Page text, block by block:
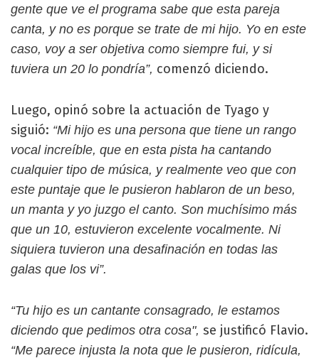
gente que ve el programa sabe que esta pareja
canta, y no es porque se trate de mi hijo. Yo en este
caso, voy a ser objetiva como siempre fui, y si
tuviera un 20 lo pondría”, comenzó diciendo.
Luego, opinó sobre la actuación de Tyago y
siguió: “Mi hijo es una persona que tiene un rango
vocal increíble, que en esta pista ha cantando
cualquier tipo de música, y realmente veo que con
este puntaje que le pusieron hablaron de un beso,
un manta y yo juzgo el canto. Son muchísimo más
que un 10, estuvieron excelente vocalmente. Ni
siquiera tuvieron una desafinación en todas las
galas que los vi”.
“Tu hijo es un cantante consagrado, le estamos
diciendo que pedimos otra cosa", se justificó Flavio.
“Me parece injusta la nota que le pusieron, ridícula,